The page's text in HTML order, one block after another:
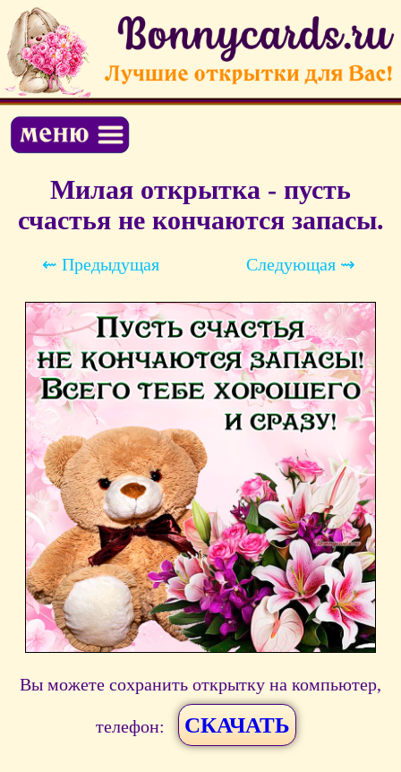
Милая открытка - пусть
счастья не кончаются запасы.
⇜ Предыдущая Следующая ⇝
Вы можете сохранить открытку на компьютер,
телефон: СКАЧАТЬ